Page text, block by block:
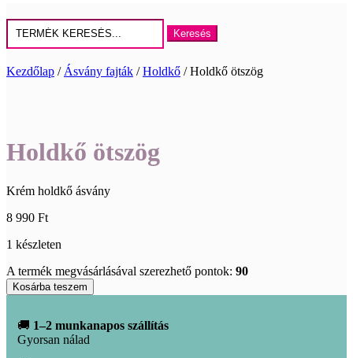
Keresés
erre:
Kezdőlap / Ásvány fajták /Holdkő / Holdkő ötszög
Holdkő ötszög
Krém holdkő ásvány
8 990 Ft
1 készleten
A termék megvásárlásával szerezhető pontok: 90
Holdkő
ötszög
Kosárba teszem
🚚 1–2 munkanapos szállítás
Gyorsan nálad